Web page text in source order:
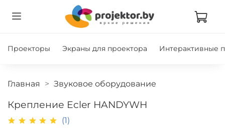
Проекторы Экраны для проектора Интерактивные
Главная Звуковое оборудование
Крепление Ecler HANDYWH
(1)